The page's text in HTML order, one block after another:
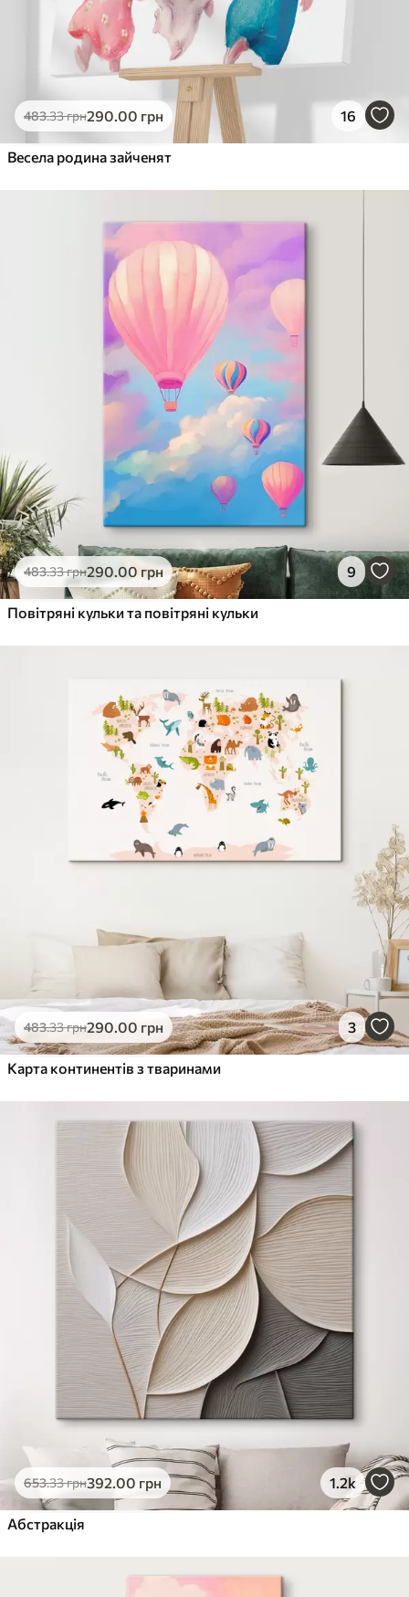
483.33грн290.00 грн 16
Весела родина зайченят
483.33грн290.00 грн 9
Повітряні кульки та повітряні кульки
483.33грн290.00 грн 3
Карта континентів з тваринами
653.33грн392.00 грн 1.2k
Абстракція